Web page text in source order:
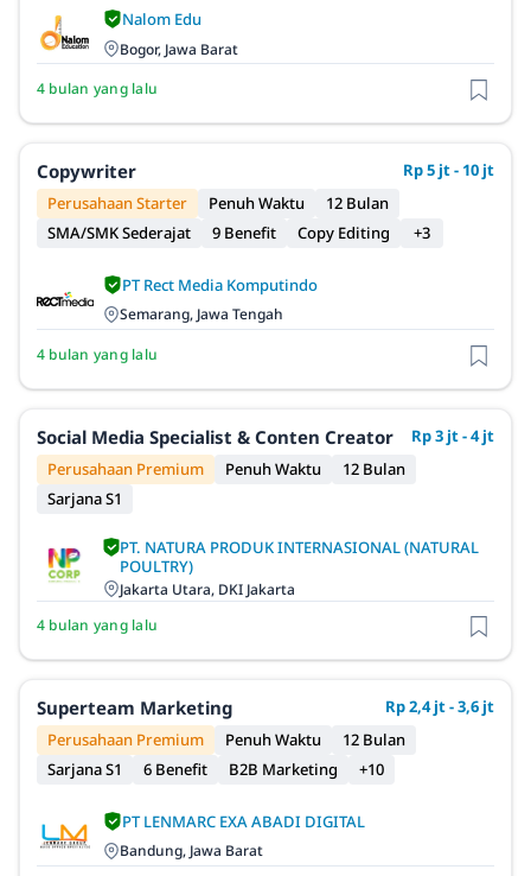
Nalom Edu
Bogor, Jawa Barat
4 bulan yang lalu
Copywriter
Rp 5 jt - 10 jt
Perusahaan Starter
Penuh Waktu
12 Bulan
SMA/SMK Sederajat
9 Benefit Copy Editing +3
PT Rect Media Komputindo
Semarang, Jawa Tengah
4 bulan yang lalu
Social Media Specialist & Conten Creator
Rp 3 jt - 4 jt
Perusahaan Premium
Penuh Waktu
12 Bulan
Sarjana S1
PT. NATURA PRODUK INTERNASIONAL (NATURAL
POULTRY)
Jakarta Utara, DKI Jakarta
4 bulan yang lalu
Superteam Marketing
Rp 2,4 jt - 3,6 jt
Perusahaan Premium
Penuh Waktu
12 Bulan
Sarjana S1
6 Benefit B2B Marketing +10
PT LENMARC EXA ABADI DIGITAL
Bandung, Jawa Barat